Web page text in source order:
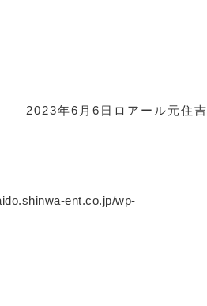
2023年6月6日 ロアール元住吉
ent.co.jp/wp-